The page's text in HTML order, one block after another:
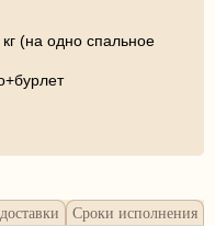
(на одно спальное
Сроки исполнения